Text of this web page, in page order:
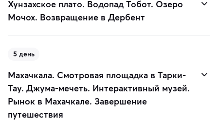
Хунзахское плато. Водопад Тобот. Озеро
Мочох. Возвращение в Дербент
5 день
Махачкала. Смотровая площадка в Тарки-
Тау. Джума-мечеть. Интерактивный музей.
Рынок в Махачкале. Завершение
путешествия